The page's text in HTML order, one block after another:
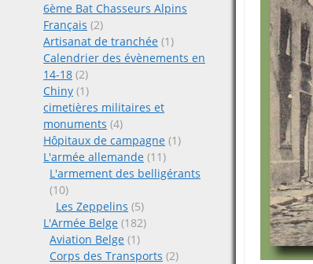
6ème Bat Chasseurs Alpins
Français (2)
Artisanat de tranchée (1)
Calendrier des évènements en
14-18 (2)
Chiny (1)
cimetières militaires et
monuments (4)
Hôpitaux de campagne (1)
L'armée allemande (11)
L'armement des belligérants
(10)
Les Zeppelins (5)
L'Armée Belge (182)
Aviation Belge (1)
Corps des Transports (2)